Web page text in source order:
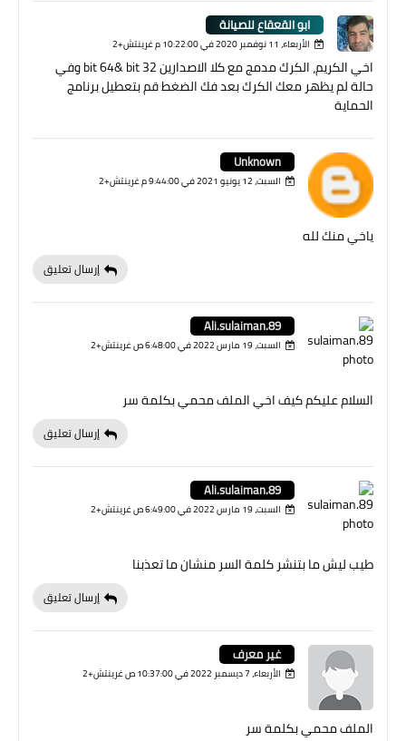
ابو القعقاع للصيانة
الأربعاء، 11 نوفمبر 2020 في 10:22:00 م غرينتش+2
اخي الكريم، الكرك مدمج مع كلا الاصدارين 32 bit 64& bit وفي
حالة لم يظهر معك الكرك بعد فك الضغط قم بتعطيل برنامج
الحماية
Unknown
السبت، 12 يونيو 2021 في 9:44:00 م غرينتش+2
ياخي منك لله
إرسال تعليق
Ali.sulaiman.89
السبت، 19 مارس 2022 في 6:48:00 ص غرينتش+2
السلام عليكم كيف اخي الملف محمي بكلمة سر
إرسال تعليق
Ali.sulaiman.89
السبت، 19 مارس 2022 في 6:49:00 ص غرينتش+2
طيب ليش ما بتنشر كلمة السر منشان ما تعذبنا
إرسال تعليق
غير معرف
الأربعاء، 7 ديسمبر 2022 في 10:37:00 ص غرينتش+2
الملف محمي بكلمة سر